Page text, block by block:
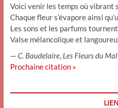
Voici venir les temps où vibrant
Chaque fleur s’évapore ainsi
Les sons et les parfums
Valse mélancolique et
—C. Baudelaire, Les Fleurs du Mal
Prochaine citation »